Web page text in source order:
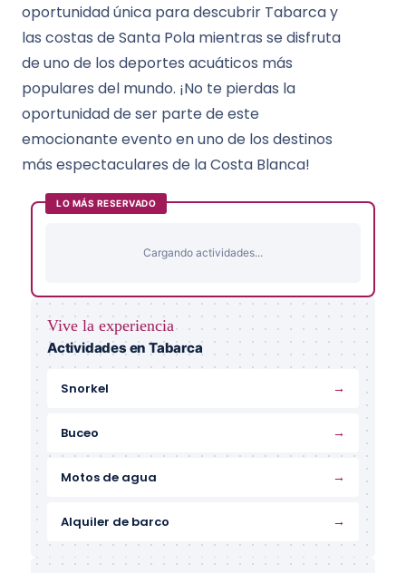
oportunidad única para descubrir Tabarca y
las costas de Santa Pola mientras se disfruta
de uno de los deportes acuáticos más
populares del mundo. ¡No te pierdas la
oportunidad de ser parte de este
emocionante evento en uno de los destinos
más espectaculares de la Costa Blanca!
LO MÁS RESERVADO
Cargando actividades...
Vive la experiencia
Actividades en Tabarca
Snorkel →
Buceo →
Motos de agua →
Alquiler de barco →